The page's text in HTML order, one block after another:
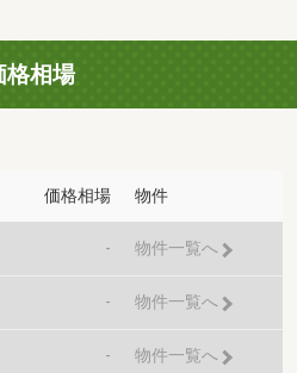
格相場
価格相場 物件
- 物件一覧へ
- 物件一覧へ
- 物件一覧へ